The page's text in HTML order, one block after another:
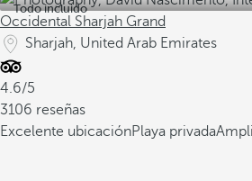
Todo incluido
Occidental Sharjah Grand
Sharjah, United Arab Emirates
4.6/5
3106 reseñas
Excelente ubicaciónPlaya privada